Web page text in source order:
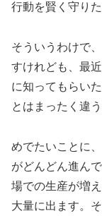
行動を賢く守りた
そういうわけで
すけれども、最
に知ってもらい
とはまったく違
めでたいことに
がどんどん進ん
場での生産が増
大量に出ます。